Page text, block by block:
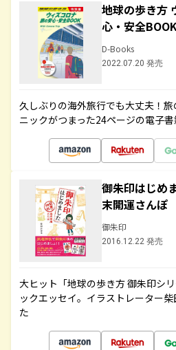
地球の歩き方
心・安全
D-Books
2022.07.20 発売
久しぶりの海外旅行でも大丈夫！
ニックがつまった24ページの電子
御朱印はじ
末開運さんぽ
御朱印
2016.12.22 発売
大ヒット「地球の歩き方 御朱印シ
ックエッセイ。イラストレーター
た